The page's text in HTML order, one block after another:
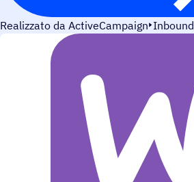
Realizzato da ActiveCampaign Inbound